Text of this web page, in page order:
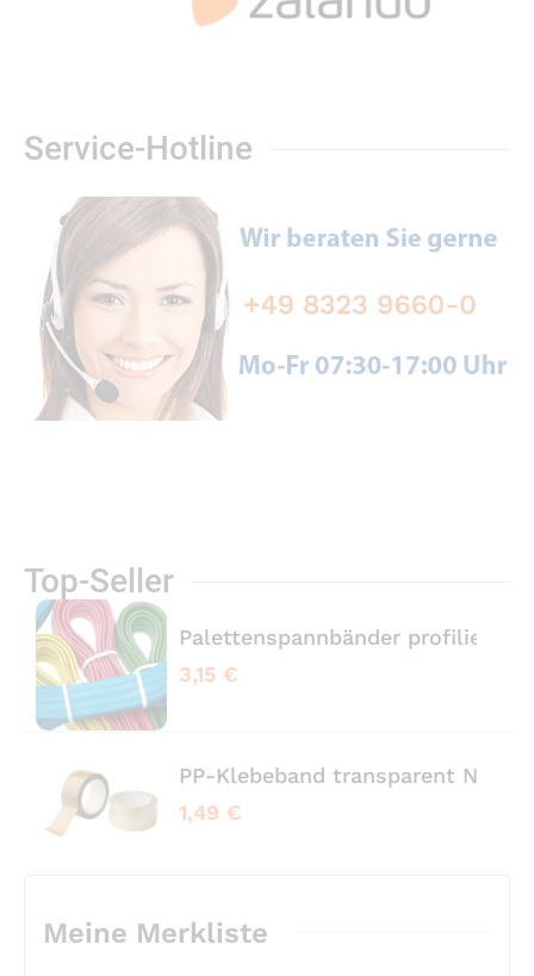
Service-Hotline
Top-Seller
Palettenspannbänder profiliert
3,15 €
PP-Klebeband transparent No
1,49 €
Meine Merkliste